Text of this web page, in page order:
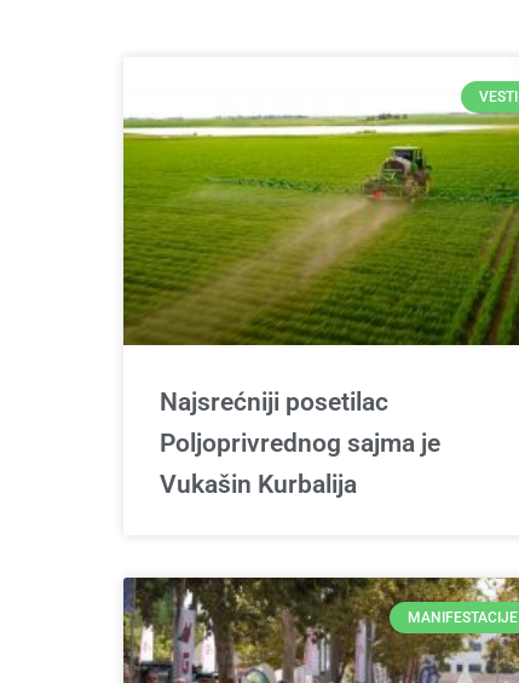
VESTI
Najsrećniji posetilac
Poljoprivrednog sajma je
Vukašin Kurbalija
MANIFESTACIJE